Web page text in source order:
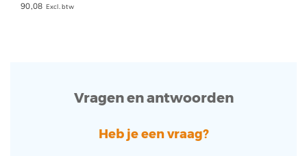
90,08 Excl. btw
Vragen en antwoorden
Heb je een vraag?